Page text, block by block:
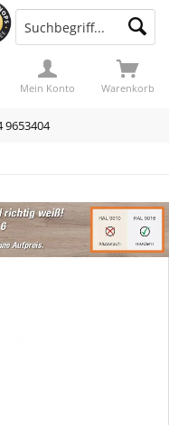
9653404
Warenkorb
Mein Konto